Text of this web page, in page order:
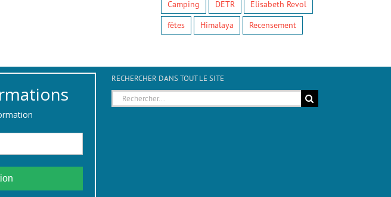
Camping DETR
Elisabeth Revol
fêtes
Himalaya Recensement
RECHERCHER DANS TOUT LE SITE
Rechercher: